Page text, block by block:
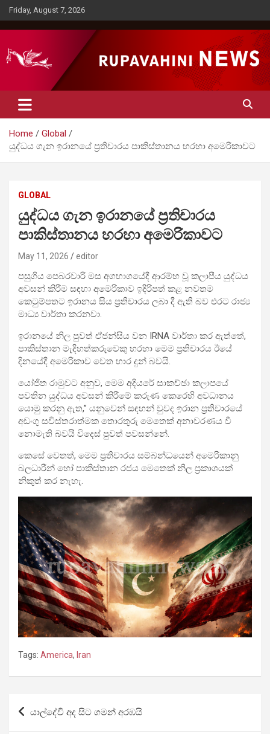
Skip
to
content
Friday, August 7, 2026
Rupavahini News
Home
Global
යුද්ධය ගැන ඉරානයේ ප්‍රතිචාරය පාකිස්තානය හරහා අමෙරිකාවට
GLOBAL
යුද්ධය ගැන ඉරානයේ ප්‍රතිචාරය
පාකිස්තානය හරහා අමෙරිකාවට
May 11, 2026 editor
පසුගිය පෙබරවාරි මස අගභාගයේදී ආරම්භ වූ කලාපීය යුද්ධය
අවසන් කිරීම සඳහා අමෙරිකාව ඉදිරිපත් කළ නවතම
කෙටුම්පතට ඉරානය සිය ප්‍රතිචාරය ලබා දී ඇති බව එරට රාජ්‍ය
මාධ්‍ය වාර්තා කරනවා.
ඉරානයේ නිල පුවත් ඒජන්සිය වන IRNA වාර්තා කර ඇත්තේ,
පාකිස්තාන මැදිහත්කරුවෙකු හරහා මෙම ප්‍රතිචාරය ඊයේ
දිනයේදී අමෙරිකාව වෙත භාර දුන් බවයි.
යෝජිත රාමුවට අනුව, මෙම අදියරේ සාකච්ඡා කලාපයේ
පවතින යුද්ධය අවසන් කිරීමේ කරුණ කෙරෙහි අවධානය
යොමු කරනු ඇත,” යනුවෙන් සඳහන් වුවද ඉරාන ප්‍රතිචාරයේ
අඩංගු සවිස්තරාත්මක තොරතුරු මෙතෙක් අනාවරණය වී
නොමැති බවයි විදෙස් පුවත් පවසන්නේ.
කෙසේ වෙතත්, මෙම ප්‍රතිචාරය සම්බන්ධයෙන් අමෙරිකානු
බලධාරීන් හෝ පාකිස්තාන රජය මෙතෙක් නිල ප්‍රකාශයක්
නිකුත් කර නැහැ.
Tags: America, Iran
Post
navigation
යාල්දේවි අද සිට ගමන් අරඹයි